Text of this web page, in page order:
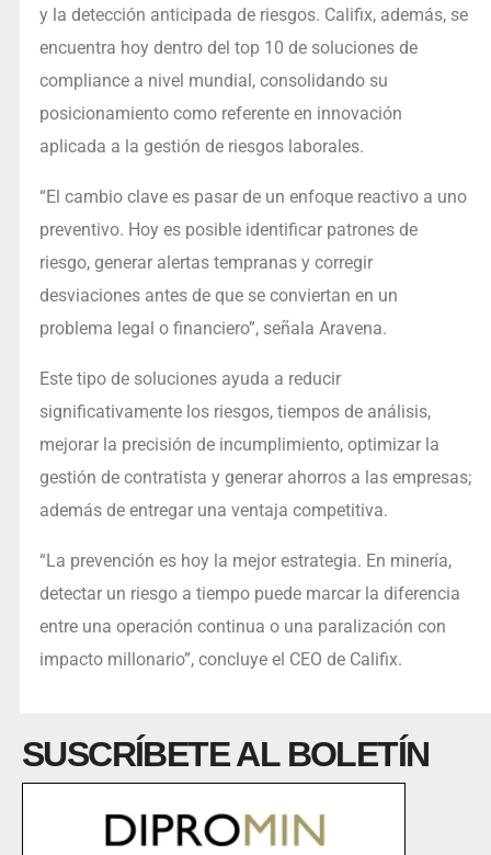
y la detección anticipada de riesgos. Califix, además, se
encuentra hoy dentro del top 10 de soluciones de
compliance a nivel mundial, consolidando su
posicionamiento como referente en innovación
aplicada a la gestión de riesgos laborales.
“El cambio clave es pasar de un enfoque reactivo a uno
preventivo. Hoy es posible identificar patrones de
riesgo, generar alertas tempranas y corregir
desviaciones antes de que se conviertan en un
problema legal o financiero”, señala Aravena.
Este tipo de soluciones ayuda a reducir
significativamente los riesgos, tiempos de análisis,
mejorar la precisión de incumplimiento, optimizar la
gestión de contratista y generar ahorros a las empresas;
además de entregar una ventaja competitiva.
“La prevención es hoy la mejor estrategia. En minería,
detectar un riesgo a tiempo puede marcar la diferencia
entre una operación continua o una paralización con
impacto millonario”, concluye el CEO de Califix.
SUSCRÍBETE AL BOLETÍN